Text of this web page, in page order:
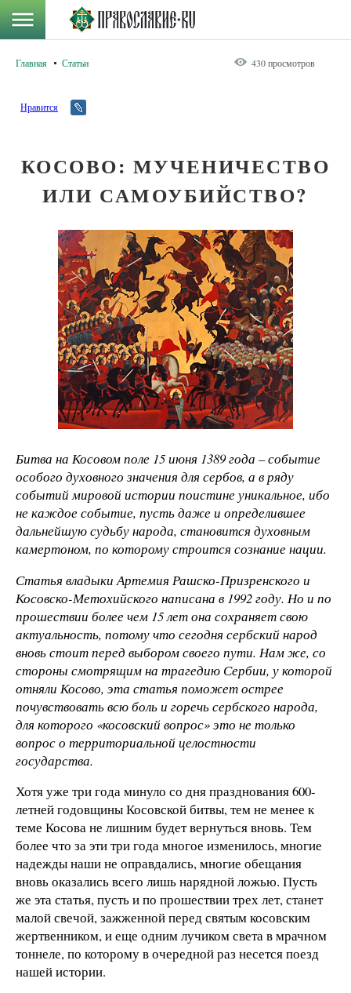
Главная Статьи 430 просмотров
Нравится
КОСОВО: МУЧЕНИЧЕСТВО
ИЛИ САМОУБИЙСТВО?
Битва на Косовом поле 15 июня 1389 года – событие
особого духовного значения для сербов, а в ряду
событий мировой истории поистине уникальное, ибо
не каждое событие, пусть даже и определившее
дальнейшую судьбу народа, становится духовным
камертоном, по которому строится сознание нации.
Статья владыки Артемия Рашско-Призренского и
Косовско-Метохийского написана в 1992 году. Но и по
прошествии более чем 15 лет она сохраняет свою
актуальность, потому что сегодня сербский народ
вновь стоит перед выбором своего пути. Нам же, со
стороны смотрящим на трагедию Сербии, у которой
отняли Косово, эта статья поможет острее
почувствовать всю боль и горечь сербского народа,
для которого «косовский вопрос» это не только
вопрос о территориальной целостности
государства.
Хотя уже три года минуло со дня празднования 600-
летней годовщины Косовской битвы, тем не менее к
теме Косова не лишним будет вернуться вновь. Тем
более что за эти три года многое изменилось, многие
надежды наши не оправдались, многие обещания
вновь оказались всего лишь нарядной ложью. Пусть
же эта статья, пусть и по прошествии трех лет, станет
малой свечой, зажженной перед святым косовским
жертвенником, и еще одним лучиком света в мрачном
тоннеле, по которому в очередной раз несется поезд
нашей истории.